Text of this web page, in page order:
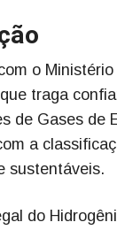
o
traga
de Gases de
a
sustentáveis.
do